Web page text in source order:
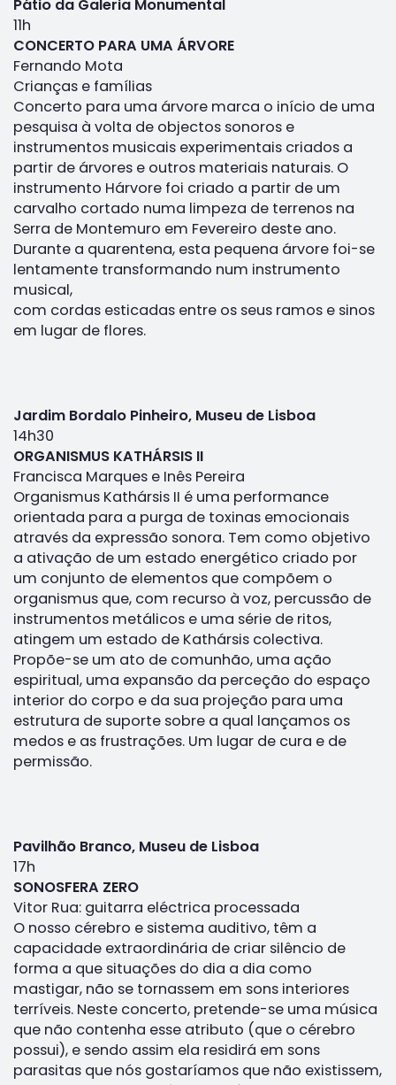
Pátio da Galeria Monumental
11h
CONCERTO PARA UMA ÁRVORE
Fernando Mota
Crianças e famílias
Concerto para uma árvore marca o início de uma
pesquisa à volta de objectos sonoros e
instrumentos musicais experimentais criados a
partir de árvores e outros materiais naturais. O
instrumento Hárvore foi criado a partir de um
carvalho cortado numa limpeza de terrenos na
Serra de Montemuro em Fevereiro deste ano.
Durante a quarentena, esta pequena árvore foi-se
lentamente transformando num instrumento
musical,
com cordas esticadas entre os seus ramos e sinos
em lugar de flores.
Jardim Bordalo Pinheiro, Museu de Lisboa
14h30
ORGANISMUS KATHÁRSIS II
Francisca Marques e Inês Pereira
Organismus Kathársis II é uma performance
orientada para a purga de toxinas emocionais
através da expressão sonora. Tem como objetivo
a ativação de um estado energético criado por
um conjunto de elementos que compõem o
organismus que, com recurso à voz, percussão de
instrumentos metálicos e uma série de ritos,
atingem um estado de Kathársis colectiva.
Propõe-se um ato de comunhão, uma ação
espiritual, uma expansão da perceção do espaço
interior do corpo e da sua projeção para uma
estrutura de suporte sobre a qual lançamos os
medos e as frustrações. Um lugar de cura e de
permissão.
Pavilhão Branco, Museu de Lisboa
17h
SONOSFERA ZERO
Vitor Rua: guitarra eléctrica processada
O nosso cérebro e sistema auditivo, têm a
capacidade extraordinária de criar silêncio de
forma a que situações do dia a dia como
mastigar, não se tornassem em sons interiores
terríveis. Neste concerto, pretende-se uma música
que não contenha esse atributo (que o cérebro
possui), e sendo assim ela residirá em sons
parasitas que nós gostaríamos que não existissem,